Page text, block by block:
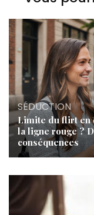
SÉDUCTION
Limite du flirt en
la ligne rouge ?
conséquences